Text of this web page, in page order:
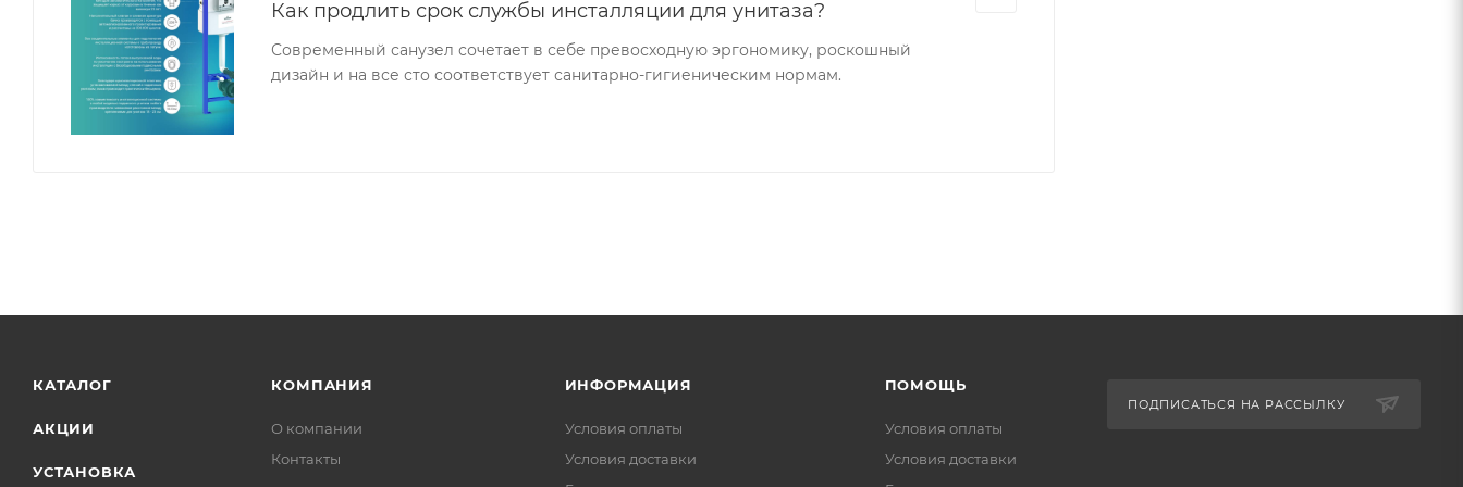
Как продлить срок службы инсталляции для унитаза?
Современный санузел сочетает в себе превосходную эргономику, роскошный
дизайн и на все сто соответствует санитарно-гигиеническим нормам.
КАТАЛОГ
АКЦИИ
УСТАНОВКА
КОМПАНИЯ
О компании
Контакты
ИНФОРМАЦИЯ
Условия оплаты
Условия доставки
ПОМОЩЬ
Условия оплаты
Условия доставки
ПОДПИСАТЬСЯ НА РАССЫЛКУ